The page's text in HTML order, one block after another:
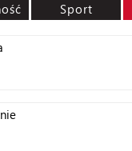
Sport